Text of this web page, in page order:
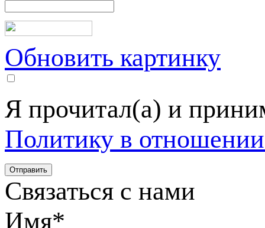
Обновить картинку
Я прочитал(а) и
Политику в
Связаться с нами
Имя*